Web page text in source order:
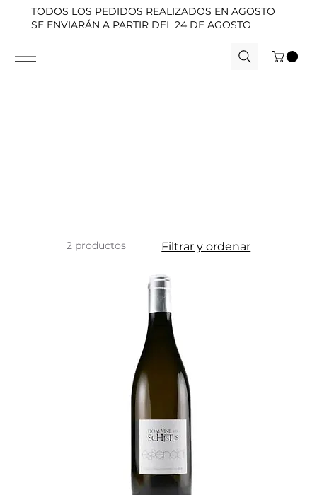
TODOS LOS PEDIDOS REALIZADOS EN AGOSTO
SE ENVIARÁN A PARTIR DEL 24 DE AGOSTO
2 productos Filtrar y ordenar